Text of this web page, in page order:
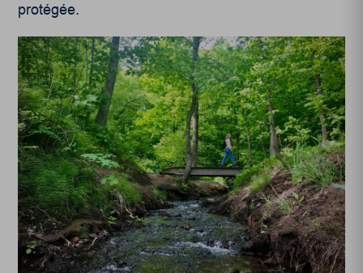
protégée.